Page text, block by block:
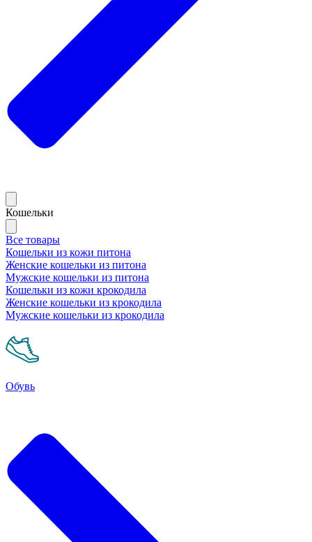
Кошельки
Все товары
Кошельки из кожи питона
Женские кошельки из питона
Мужские кошельки из питона
Кошельки из кожи крокодила
Женские кошельки из крокодила
Мужские кошельки из крокодила
Обувь